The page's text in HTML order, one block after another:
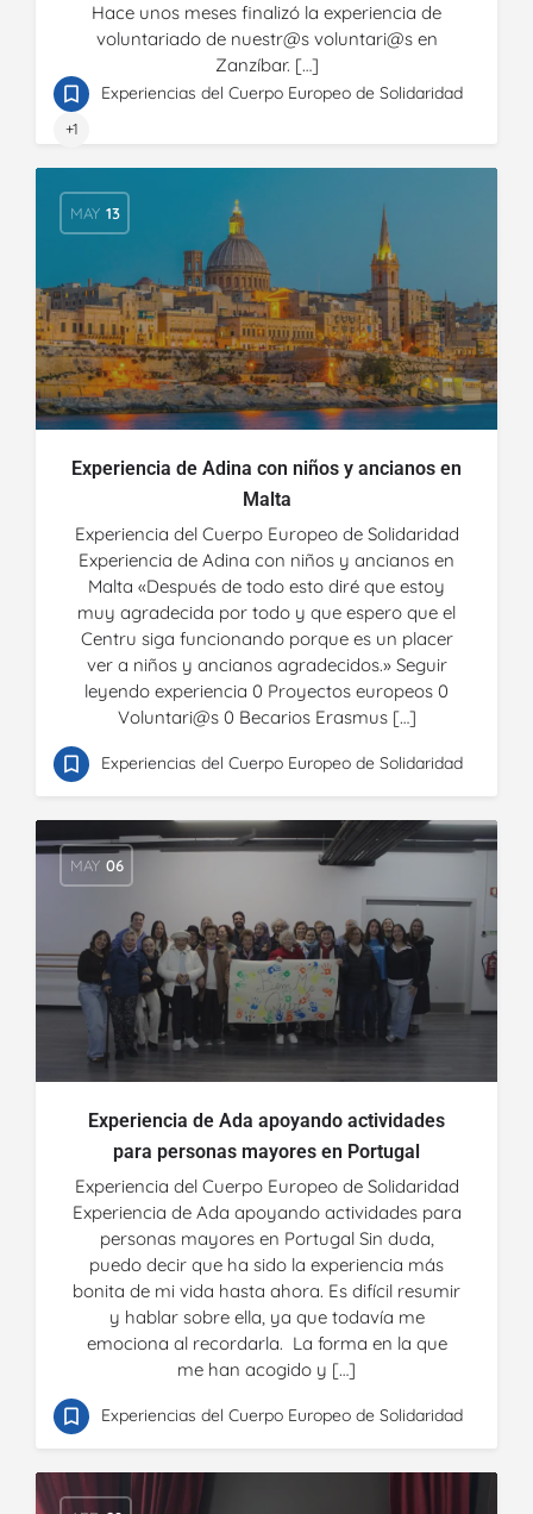
Hace unos meses finalizó la experiencia de
voluntariado de nuestr@s voluntari@s en
Zanzíbar. […]
Experiencias del Cuerpo Europeo de Solidaridad
+1
MAY 13
Experiencia de Adina con niños y ancianos en
Malta
Experiencia del Cuerpo Europeo de Solidaridad
Experiencia de Adina con niños y ancianos en
Malta «Después de todo esto diré que estoy
muy agradecida por todo y que espero que el
Centru siga funcionando porque es un placer
ver a niños y ancianos agradecidos.» Seguir
leyendo experiencia 0 Proyectos europeos 0
Voluntari@s 0 Becarios Erasmus […]
Experiencias del Cuerpo Europeo de Solidaridad
MAY 06
Experiencia de Ada apoyando actividades
para personas mayores en Portugal
Experiencia del Cuerpo Europeo de Solidaridad
Experiencia de Ada apoyando actividades para
personas mayores en Portugal Sin duda,
puedo decir que ha sido la experiencia más
bonita de mi vida hasta ahora. Es difícil resumir
y hablar sobre ella, ya que todavía me
emociona al recordarla. La forma en la que
me han acogido y […]
Experiencias del Cuerpo Europeo de Solidaridad